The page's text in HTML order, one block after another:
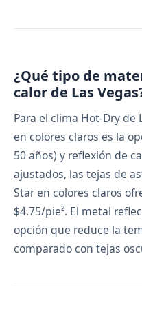
¿Qué tipo de
calor de Las
Para el clima Hot-Dry de
en colores claros es la
50 años) y reflexión de
ajustados, las tejas de
Star en colores claros
$4.75/pie². El metal
opción que reduce la
comparado con tejas